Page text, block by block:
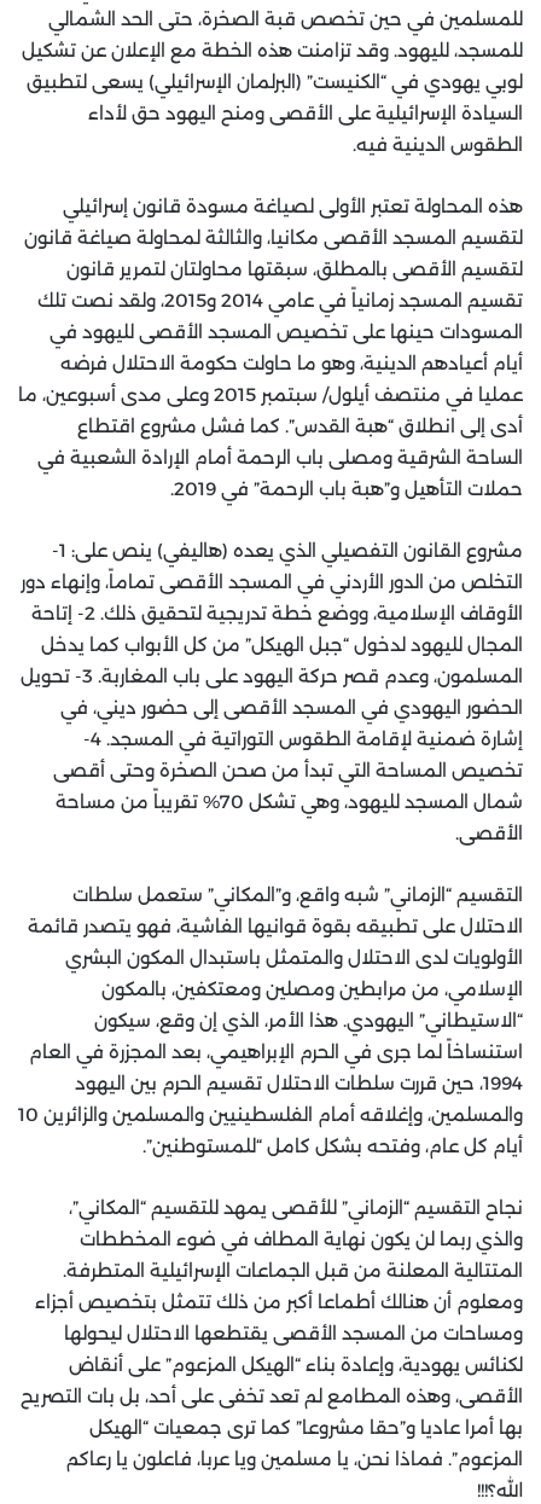
للمسلمين في حين تخصص قبة الصخرة، حتى الحد الشمالي
للمسجد، لليهود. وقد تزامنت هذه الخطة مع الإعلان عن تشكيل
لوبي يهودي في “الكنيست” (البرلمان الإسرائيلي) يسعى لتطبيق
السيادة الإسرائيلية على الأقصى ومنح اليهود حق لأداء
الطقوس الدينية فيه.
هذه المحاولة تعتبر الأولى لصياغة مسودة قانون إسرائيلي
لتقسيم المسجد الأقصى مكانيا، والثالثة لمحاولة صياغة قانون
لتقسيم الأقصى بالمطلق، سبقتها محاولتان لتمرير قانون
تقسيم المسجد زمانياً في عامي 2014 و2015، ولقد نصت تلك
المسودات حينها على تخصيص المسجد الأقصى لليهود في
أيام أعيادهم الدينية، وهو ما حاولت حكومة الاحتلال فرضه
عمليا في منتصف أيلول/ سبتمبر 2015 وعلى مدى أسبوعين، ما
أدى إلى انطلاق “هبة القدس”. كما فشل مشروع اقتطاع
الساحة الشرقية ومصلى باب الرحمة أمام الإرادة الشعبية في
حملات التأهيل و”هبة باب الرحمة” في 2019.
مشروع القانون التفصيلي الذي يعده (هاليفي) ينص على: 1-
التخلص من الدور الأردني في المسجد الأقصى تماماً، وإنهاء دور
الأوقاف الإسلامية، ووضع خطة تدريجية لتحقيق ذلك. 2- إتاحة
المجال لليهود لدخول “جبل الهيكل” من كل الأبواب كما يدخل
المسلمون، وعدم قصر حركة اليهود على باب المغاربة. 3- تحويل
الحضور اليهودي في المسجد الأقصى إلى حضور ديني، في
إشارة ضمنية لإقامة الطقوس التوراتية في المسجد. 4-
تخصيص المساحة التي تبدأ من صحن الصخرة وحتى أقصى
شمال المسجد لليهود، وهي تشكل 70% تقريباً من مساحة
الأقصى.
التقسيم “الزماني” شبه واقع، و”المكاني” ستعمل سلطات
الاحتلال على تطبيقه بقوة قوانيها الفاشية، فهو يتصدر قائمة
الأولويات لدى الاحتلال والمتمثل باستبدال المكون البشري
الإسلامي، من مرابطين ومصلين ومعتكفين، بالمكون
“الاستيطاني” اليهودي. هذا الأمر، الذي إن وقع، سيكون
استنساخاً لما جرى في الحرم الإبراهيمي، بعد المجزرة في العام
1994، حين قررت سلطات الاحتلال تقسيم الحرم بين اليهود
والمسلمين، وإغلاقه أمام الفلسطينيين والمسلمين والزائرين 10
أيام كل عام، وفتحه بشكل كامل “للمستوطنين”.
نجاح التقسيم “الزماني” للأقصى يمهد للتقسيم “المكاني”،
والذي ربما لن يكون نهاية المطاف في ضوء المخططات
المتتالية المعلنة من قبل الجماعات الإسرائيلية المتطرفة.
ومعلوم أن هنالك أطماعا أكبر من ذلك تتمثل بتخصيص أجزاء
ومساحات من المسجد الأقصى يقتطعها الاحتلال ليحولها
لكنائس يهودية، وإعادة بناء “الهيكل المزعوم” على أنقاض
الأقصى، وهذه المطامع لم تعد تخفى على أحد، بل بات التصريح
بها أمرا عاديا و”حقا مشروعا” كما ترى جمعيات “الهيكل
المزعوم”. فماذا نحن، يا مسلمين ويا عربا، فاعلون يا رعاكم
الله؟!!!